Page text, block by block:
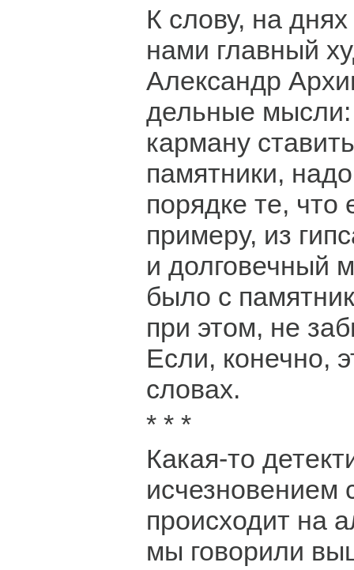
К слову, на
нами главный
Александр
дельные
карману
памятники,
порядке те, что
примеру, из
и долговечный
было с
при этом, не
Если, конечно,
словах.
* * *
Какая-то
исчезновением
происходит на
мы говорили